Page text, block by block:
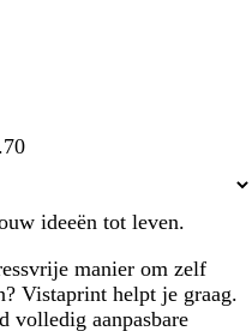
Pagina
70
ideeën tot leven.
manier om zelf
Vistaprint helpt je graag.
volledig aanpasbare